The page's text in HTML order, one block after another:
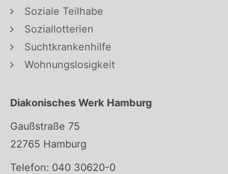
Soziale Teilhabe
Soziallotterien
Suchtkrankenhilfe
Wohnungslosigkeit
Diakonisches Werk Hamburg
Gaußstraße 75
22765 Hamburg
Telefon: 040 30620-0